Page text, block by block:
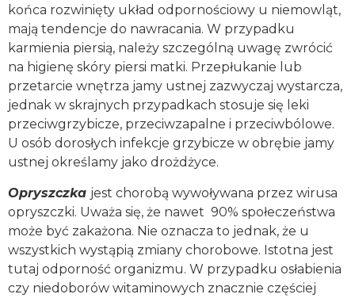
końca rozwinięty układ odpornościowy u niemowląt,
mają tendencje do nawracania. W przypadku
karmienia piersią, należy szczególną uwagę zwrócić
na higienę skóry piersi matki. Przepłukanie lub
przetarcie wnętrza jamy ustnej zazwyczaj wystarcza,
jednak w skrajnych przypadkach stosuje się leki
przeciwgrzybicze, przeciwzapalne i przeciwbólowe.
U osób dorosłych infekcje grzybicze w obrębie jamy
ustnej określamy jako drożdżyce.
Opryszczka jest chorobą wywoływana przez wirusa
opryszczki. Uważa się, że nawet 90% społeczeństwa
może być zakażona. Nie oznacza to jednak, że u
wszystkich wystąpią zmiany chorobowe. Istotna jest
tutaj odporność organizmu. W przypadku osłabienia
czy niedoborów witaminowych znacznie częściej